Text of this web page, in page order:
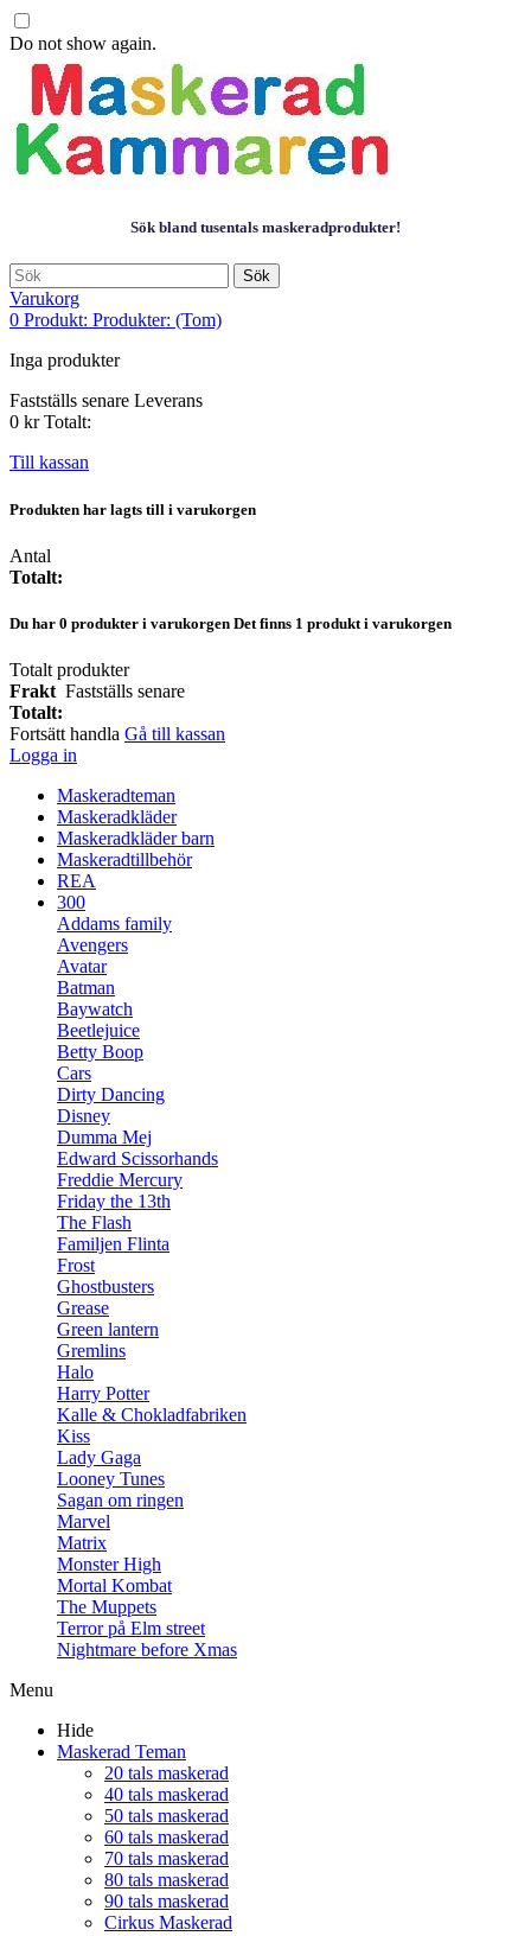
Do not show again.
Sök bland tusentals maskeradprodukter!
Sök
Varukorg
0 Produkt: Produkter: (Tom)
Inga produkter
Fastställs senare Leverans
0 kr Totalt:
Till kassan
Produkten har lagts till i varukorgen
Antal
Totalt:
Du har 0 produkter i varukorgen Det finns 1 produkt i varukorgen
Totalt produkter
Frakt Fastställs senare
Totalt:
Fortsätt handla Gå till kassan
Logga in
Maskeradteman
Maskeradkläder
Maskeradkläder barn
Maskeradtillbehör
REA
300
Addams family
Avengers
Avatar
Batman
Baywatch
Beetlejuice
Betty Boop
Cars
Dirty Dancing
Disney
Dumma Mej
Edward Scissorhands
Freddie Mercury
Friday the 13th
The Flash
Familjen Flinta
Frost
Ghostbusters
Grease
Green lantern
Gremlins
Halo
Harry Potter
Kalle & Chokladfabriken
Kiss
Lady Gaga
Looney Tunes
Sagan om ringen
Marvel
Matrix
Monster High
Mortal Kombat
The Muppets
Terror på Elm street
Nightmare before Xmas
Menu
Hide
Maskerad Teman
20 tals maskerad
40 tals maskerad
50 tals maskerad
60 tals maskerad
70 tals maskerad
80 tals maskerad
90 tals maskerad
Cirkus Maskerad